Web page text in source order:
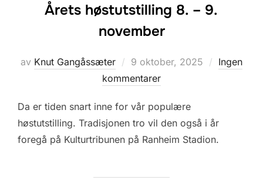
Årets høstutstilling 8. – 9.
november
av Knut Gangåssæter
Posted
on
9 oktober, 2025
Ingen
kommentarer
Da er tiden snart inne for vår populære
høstutstilling. Tradisjonen tro vil den også i år
foregå på Kulturtribunen på Ranheim Stadion.